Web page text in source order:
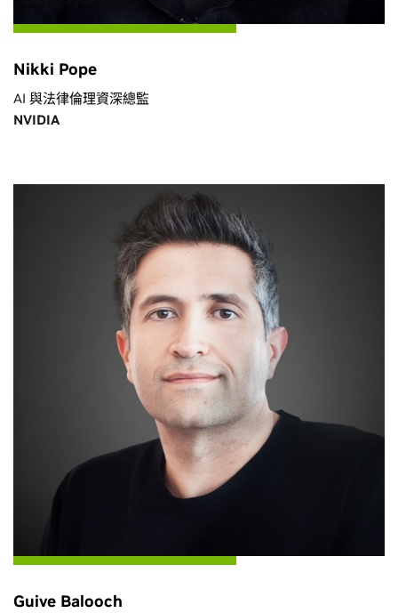
Nikki Pope
AI 與法律倫理資深總監
NVIDIA
Guive Balooch